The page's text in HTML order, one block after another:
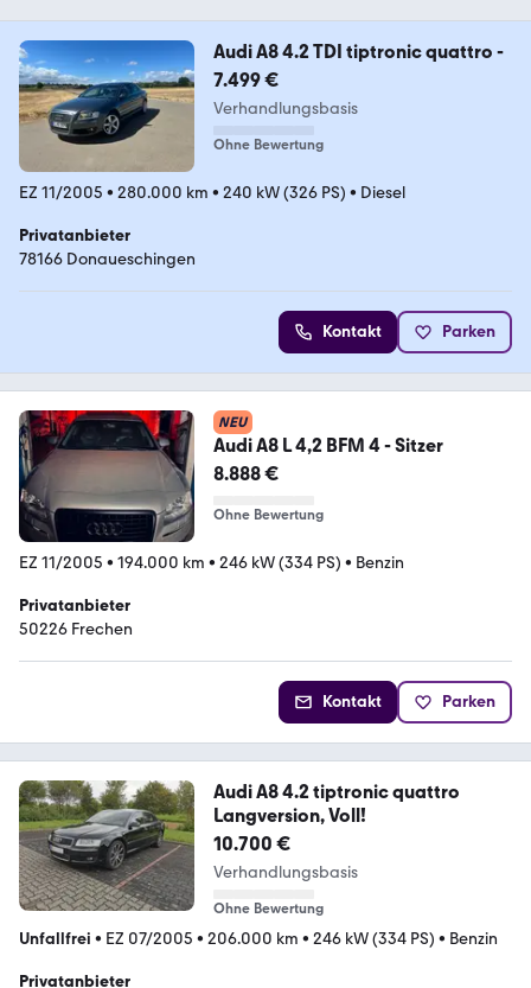
Audi A8 4.2 TDI tiptronic quattro -
7.499 €
Verhandlungsbasis
Ohne Bewertung
EZ 11/2005 • 280.000 km • 240 kW (326 PS) • Diesel
Privatanbieter
78166 Donaueschingen
Kontakt Parken
NEU
Audi A8 L 4,2 BFM 4 - Sitzer
8.888 €
Ohne Bewertung
EZ 11/2005 • 194.000 km • 246 kW (334 PS) • Benzin
Privatanbieter
50226 Frechen
Kontakt Parken
Audi A8 4.2 tiptronic quattro
Langversion, Voll!
10.700 €
Verhandlungsbasis
Ohne Bewertung
Unfallfrei • EZ 07/2005 • 206.000 km • 246 kW (334 PS) • Benzin
Privatanbieter